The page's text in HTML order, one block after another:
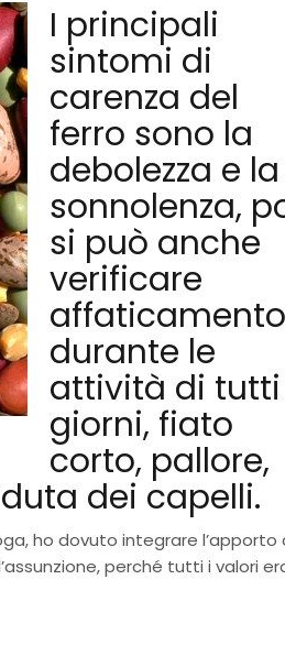
I principali
sintomi di
carenza del
ferro sono la
debolezza e la
sonnolenza,
si può anche
verificare
affaticamento
durante le
attività di
giorni, fiato
corto, pallore,
dei capelli.
ho dovuto integrare l’apporto
perché tutti i valori